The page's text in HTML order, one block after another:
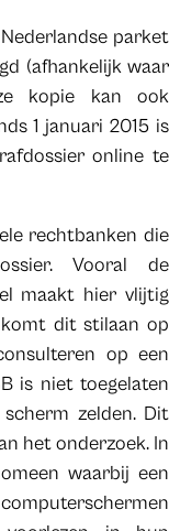
parket
(afhankelijk waar
kopie kan ook
1 januari 2015 is
online te
rechtbanken die
Vooral de
maakt hier vlijtig
dit stilaan op
op een
is niet toegelaten
zelden. Dit
het onderzoek. In
waarbij een